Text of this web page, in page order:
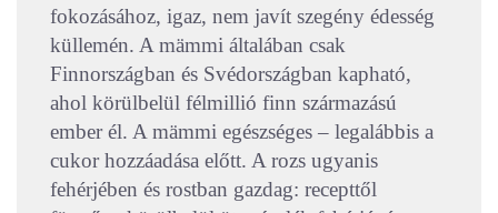
fokozásához, igaz, nem javít szegény édesség
küllemén. A mämmi általában csak
Finnországban és Svédországban kapható,
ahol körülbelül félmillió finn származású
ember él. A mämmi egészséges – legalábbis a
cukor hozzáadása előtt. A rozs ugyanis
fehérjében és rostban gazdag: recepttől